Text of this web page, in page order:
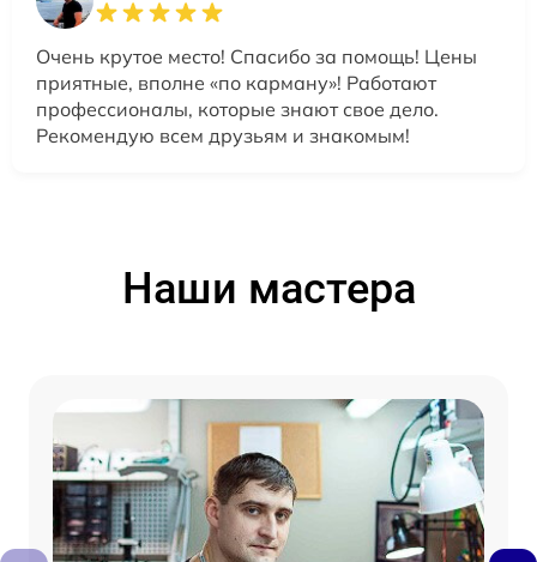
Очень крутое место! Спасибо за помощь! Цены
приятные, вполне «по карману»! Работают
профессионалы, которые знают свое дело.
Рекомендую всем друзьям и знакомым!
Наши мастера